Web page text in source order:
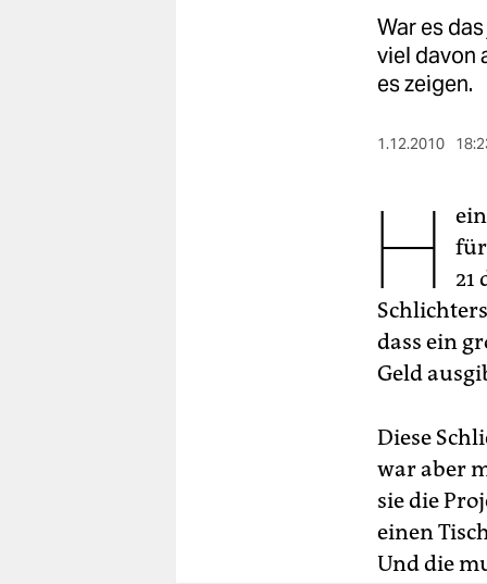
War es
viel davon
es zeigen.
1.12.2010
H
für
21
dass ein
Geld
Diese
war aber
sie die
einen
Und die